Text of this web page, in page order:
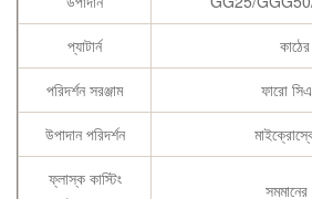
প্যাটার্ন
কাঠের
পরিদর্শন সরঞ্জাম
ফারো
উপাদান পরিদর্শন
ফ্লাস্ক কাস্টিং